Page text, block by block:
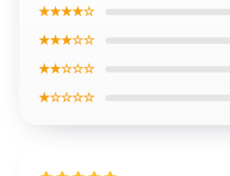
★★★★☆
★★★☆☆
★★☆☆☆
★☆☆☆☆